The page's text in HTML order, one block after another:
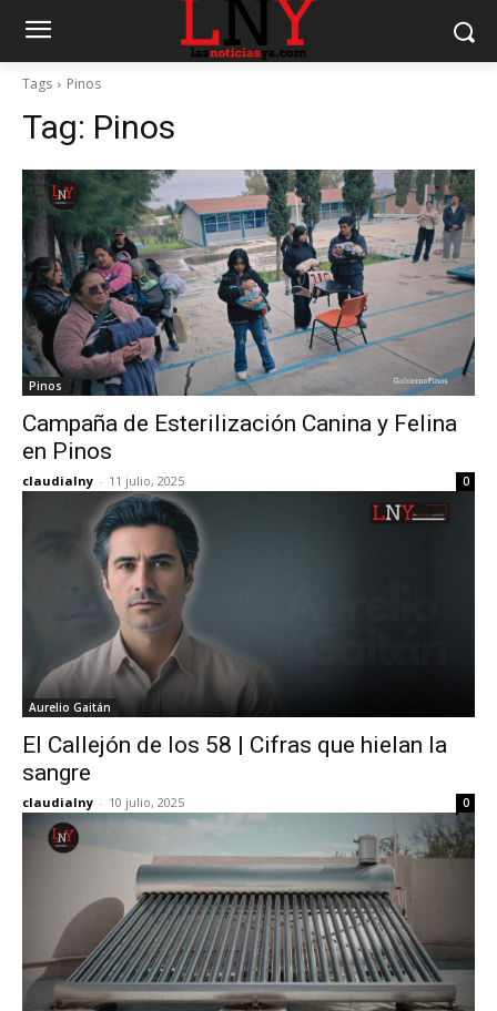
Tags Pinos
Tag: Pinos
Pinos
Campaña de Esterilización Canina y Felina
en Pinos
claudialny - 11 julio, 2025 0
Aurelio Gaitán
El Callejón de los 58 | Cifras que hielan la
sangre
claudialny - 10 julio, 2025 0